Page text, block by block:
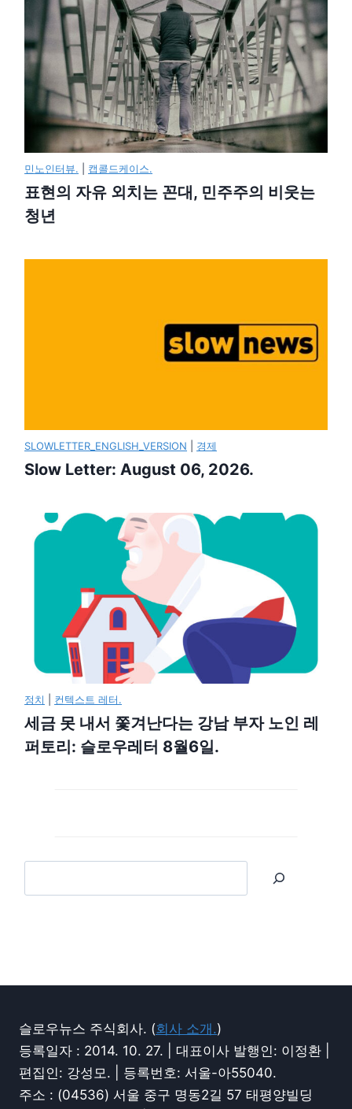
민노인터뷰. 캡콜드케이스.
표현의 자유 외치는 꼰대, 민주주의 비웃는
청년
SLOWLETTER_ENGLISH_VERSION 경제
Slow Letter: August 06, 2026.
정치 컨텍스트 레터.
세금 못 내서 쫓겨난다는 강남 부자 노인 레
퍼토리: 슬로우레터 8월6일.
슬로우뉴스 주식회사. (회사 소개.)
등록일자 : 2014. 10. 27. | 대표이사 발행인: 이정환 |
편집인: 강성모. | 등록번호: 서울-아55040.
주소 : (04536) 서울 중구 명동2길 57 태평양빌딩